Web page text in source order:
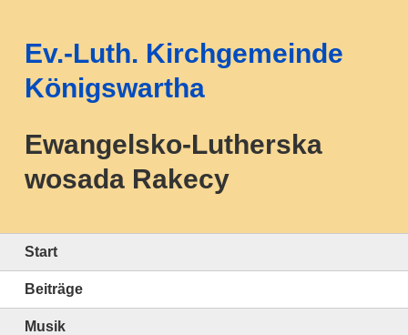
Ev.-Luth. Kirchgemeinde
Königswartha
Ewangelsko-Lutherska
wosada Rakecy
Start
Beiträge
Musik